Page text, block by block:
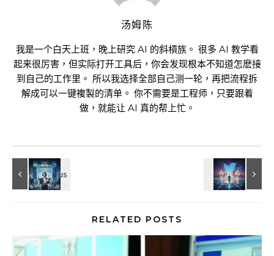
汤姆陈
我是一个白天上班，晚上研究 AI 的斜槓族。 很多 AI 教学看
起来很厉害，但实际打开工具后，你会发现根本不知道怎麽接
到自己的工作里。 所以我选择全部自己测一轮，再把流程拆
解成可以一键複製的清单。 你不需要是工程师，只要跟着
做，就能让 AI 真的帮上忙。
RELATED POSTS